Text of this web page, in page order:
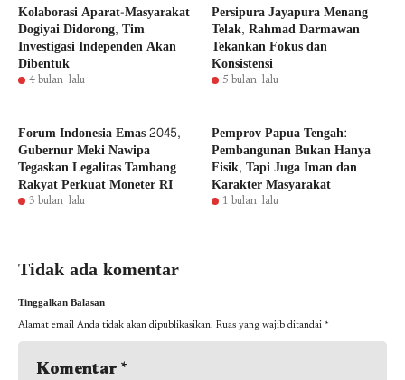
Kolaborasi Aparat-Masyarakat
Dogiyai Didorong, Tim
Investigasi Independen Akan
Dibentuk
4 bulan lalu
Persipura Jayapura Menang
Telak, Rahmad Darmawan
Tekankan Fokus dan
Konsistensi
5 bulan lalu
Forum Indonesia Emas 2045,
Gubernur Meki Nawipa
Tegaskan Legalitas Tambang
Rakyat Perkuat Moneter RI
3 bulan lalu
Pemprov Papua Tengah:
Pembangunan Bukan Hanya
Fisik, Tapi Juga Iman dan
Karakter Masyarakat
1 bulan lalu
Tidak ada komentar
Tinggalkan Balasan
Alamat email Anda tidak akan dipublikasikan. Ruas yang wajib ditandai *
Komentar *